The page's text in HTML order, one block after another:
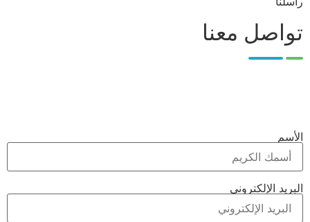
تواصل معنا
الأسم
البريد الإلكتروني